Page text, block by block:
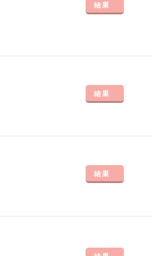
結果
結果
結果